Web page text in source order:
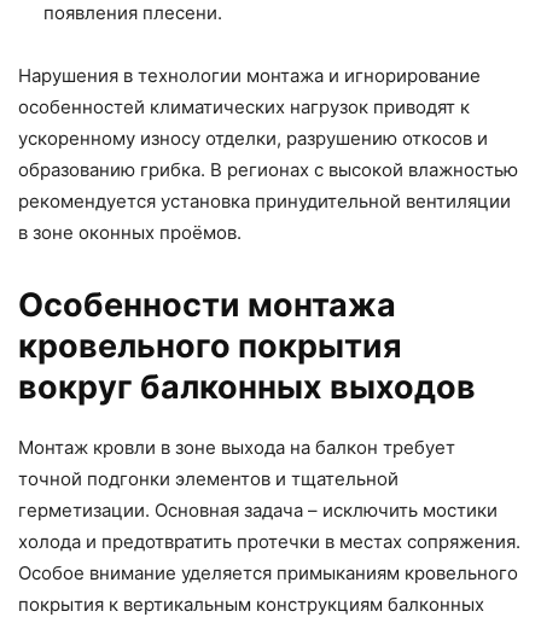
появления плесени.
Нарушения в технологии монтажа и игнорирование
особенностей климатических нагрузок приводят к
ускоренному износу отделки, разрушению откосов и
образованию грибка. В регионах с высокой влажностью
рекомендуется установка принудительной вентиляции
в зоне оконных проёмов.
Особенности монтажа
кровельного покрытия
вокруг балконных выходов
Монтаж кровли в зоне выхода на балкон требует
точной подгонки элементов и тщательной
герметизации. Основная задача – исключить мостики
холода и предотвратить протечки в местах сопряжения.
Особое внимание уделяется примыканиям кровельного
покрытия к вертикальным конструкциям балконных